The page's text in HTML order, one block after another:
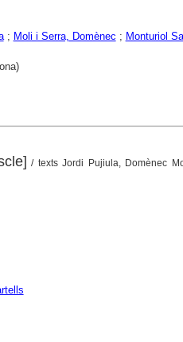
; Moli i Serra, Domènec ; Monturiol
/ texts Jordi Pujiula, Domènec